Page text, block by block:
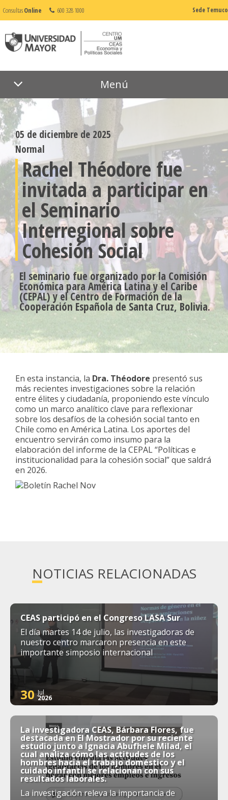
ConsultasOnline 600 328 1000 Sede Temuco
Menú
05 de diciembre de 2025
Normal
Rachel Théodore fue
invitada a participar en
el Seminario
Interregional sobre
Cohesión Social
El seminario fue organizado por la Comisión
Económica para América Latina y el Caribe
(CEPAL) y el Centro de Formación de la
Cooperación Española de Santa Cruz, Bolivia.
En esta instancia, la Dra. Théodore presentó sus
más recientes investigaciones sobre la relación
entre élites y ciudadanía, proponiendo este vínculo
como un marco analítico clave para reflexionar
sobre los desafíos de la cohesión social tanto en
Chile como en América Latina. Los aportes del
encuentro servirán como insumo para la
elaboración del informe de la CEPAL “Políticas e
institucionalidad para la cohesión social” que saldrá
en 2026.
NOTICIAS RELACIONADAS
CEAS participó en el Congreso LASA Sur
El día martes 14 de julio, las investigadoras de
nuestro centro marcaron presencia en este
importante simposio internacional
30 Jul
2026
La investigadora CEAS, Bárbara Flores, fue
destacada en El Mostrador por su reciente
estudio junto a Ignacia Abufhele Milad, el
cual analiza cómo las actitudes de los
hombres hacia el trabajo doméstico y el
cuidado infantil se relacionan con sus
resultados laborales.
La investigación releva la importancia de